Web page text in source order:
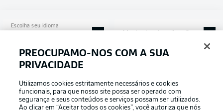
Escolha seu idioma
Login
PREOCUPAMO-NOS COM A SUA
PRIVACIDADE
Utilizamos cookies estritamente necessários e cookies
funcionais, para que nosso site possa ser operado com
segurança e seus conteúdos e serviços possam ser utilizados.
Ao clicar em “Aceitar todos os cookies”, você autoriza que nós